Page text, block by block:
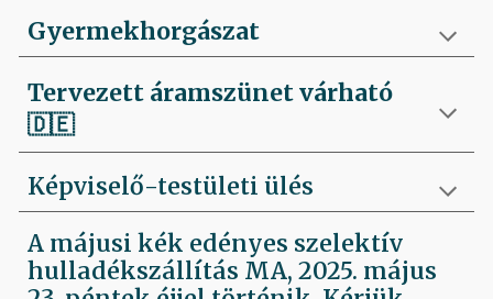
Gyermekhorgászat
Tervezett áramszünet várható
🇩🇪
Képviselő-testületi ülés
A májusi kék edényes szelektív
hulladékszállítás MA, 2025. május